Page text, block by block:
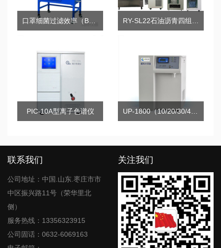
PIC-10A型离子色谱仪
联系我们
公司地址：中国.山东.枣庄市市
中区振兴路11号（荣华里北
侧）
服务热线：13356323915
公司固话：0632-6069163
关注我们